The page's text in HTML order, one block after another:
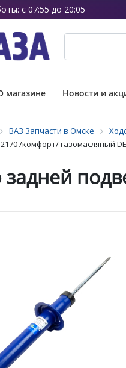
с 07:55 до 20:05
магазине Новости и
ВАЗ Запчасти в Омске
/комфорт/ газомасляный